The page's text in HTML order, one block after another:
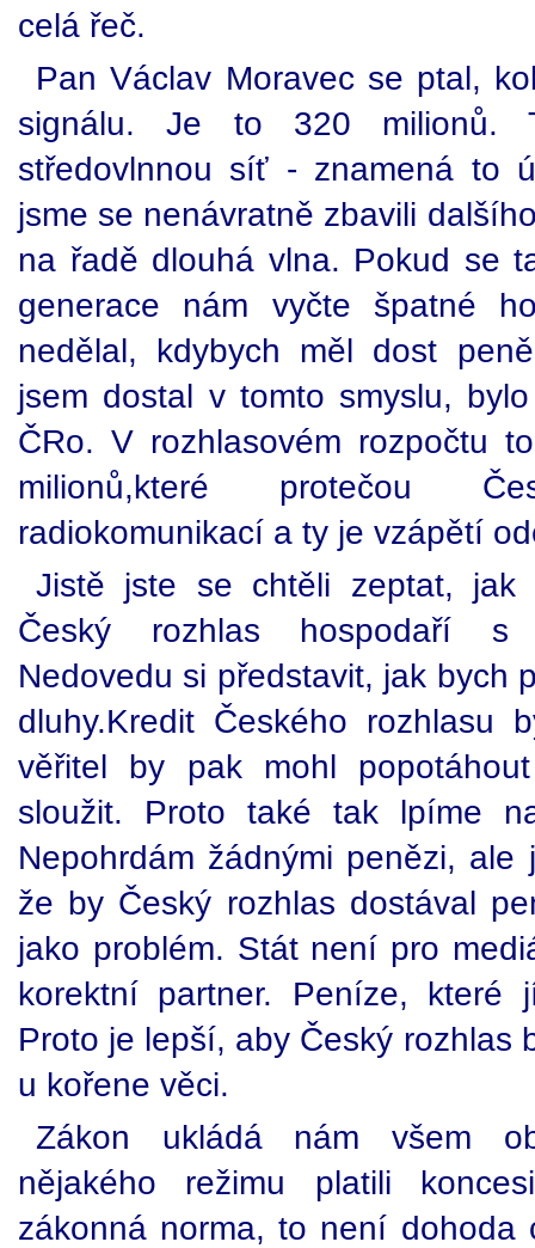
celá řeč.
Pan Václav Moravec se ptal,
signálu. Je to 320 milionů.
středovlnnou síť - znamená to
jsme se nenávratně zbavili
na řadě dlouhá vlna. Pokud se
generace nám vyčte špatné
nedělal, kdybych měl dost
jsem dostal v tomto smyslu,
ČRo. V rozhlasovém rozpočtu
milionů,které protečou
radiokomunikací a ty je vzápětí
Jistě jste se chtěli zeptat, jak
Český rozhlas hospodaří s
Nedovedu si představit, jak bych
dluhy.Kredit Českého rozhlasu
věřitel by pak mohl
sloužit. Proto také tak lpíme
Nepohrdám žádnými penězi,
že by Český rozhlas dostával
jako problém. Stát není pro
korektní partner. Peníze, které
Proto je lepší, aby Český rozhlas
u kořene věci.
Zákon ukládá nám všem
nějakého režimu platili
zákonná norma, to není dohoda